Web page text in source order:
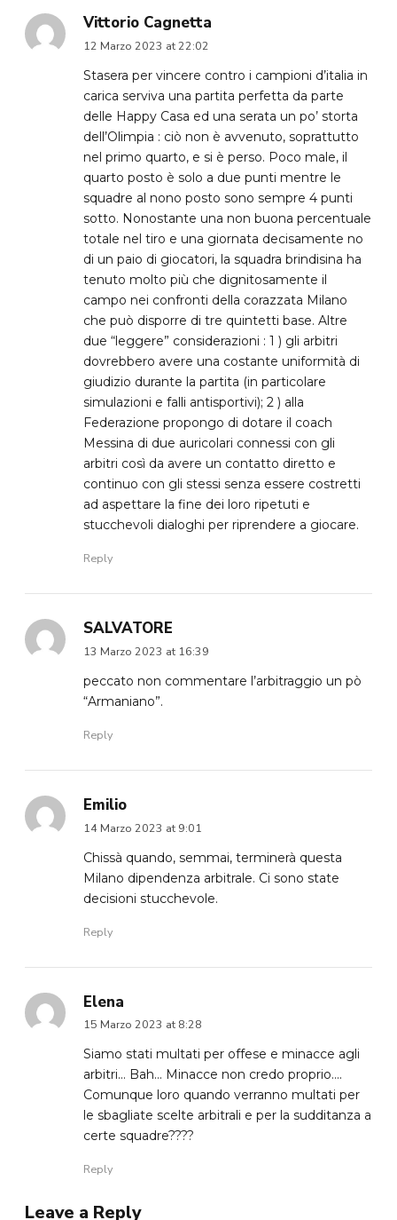
Vittorio Cagnetta
12 Marzo 2023 at 22:02
Stasera per vincere contro i campioni d’italia in
carica serviva una partita perfetta da parte
delle Happy Casa ed una serata un po’ storta
dell’Olimpia : ciò non è avvenuto, soprattutto
nel primo quarto, e si è perso. Poco male, il
quarto posto è solo a due punti mentre le
squadre al nono posto sono sempre 4 punti
sotto. Nonostante una non buona percentuale
totale nel tiro e una giornata decisamente no
di un paio di giocatori, la squadra brindisina ha
tenuto molto più che dignitosamente il
campo nei confronti della corazzata Milano
che può disporre di tre quintetti base. Altre
due “leggere” considerazioni : 1 ) gli arbitri
dovrebbero avere una costante uniformità di
giudizio durante la partita (in particolare
simulazioni e falli antisportivi); 2 ) alla
Federazione propongo di dotare il coach
Messina di due auricolari connessi con gli
arbitri così da avere un contatto diretto e
continuo con gli stessi senza essere costretti
ad aspettare la fine dei loro ripetuti e
stucchevoli dialoghi per riprendere a giocare.
Reply
SALVATORE
13 Marzo 2023 at 16:39
peccato non commentare l’arbitraggio un pò
“Armaniano”.
Reply
Emilio
14 Marzo 2023 at 9:01
Chissà quando, semmai, terminerà questa
Milano dipendenza arbitrale. Ci sono state
decisioni stucchevole.
Reply
Elena
15 Marzo 2023 at 8:28
Siamo stati multati per offese e minacce agli
arbitri… Bah… Minacce non credo proprio….
Comunque loro quando verranno multati per
le sbagliate scelte arbitrali e per la sudditanza a
certe squadre????
Reply
Leave a Reply